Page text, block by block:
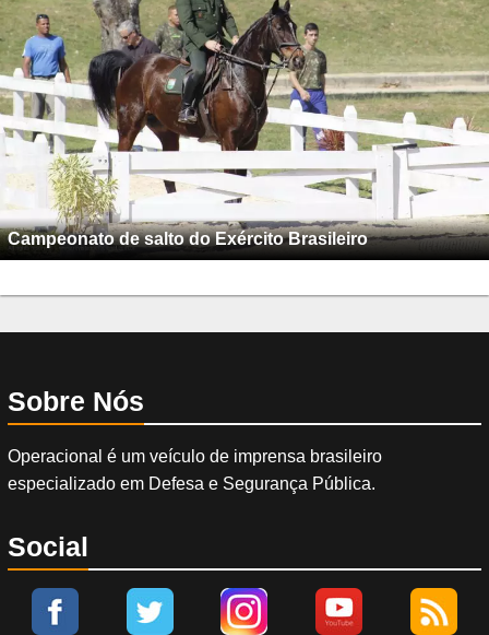
Campeonato de salto do Exército Brasileiro
Sobre Nós
Operacional é um veículo de imprensa brasileiro
especializado em Defesa e Segurança Pública.
Social